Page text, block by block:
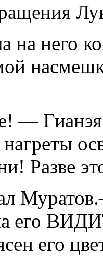
на него
— Гианэя
Разве
его
его